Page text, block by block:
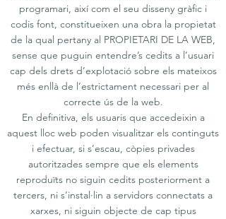
programari, així com el seu disseny gràfic i
codis font, constitueixen una obra la propietat
de la qual pertany al PROPIETARI DE LA WEB,
sense que puguin entendre’s cedits a l’usuari
cap dels drets d’explotació sobre els mateixos
més enllà de l’estrictament necessari per al
correcte ús de la web.
En definitiva, els usuaris que accedeixin a
aquest lloc web poden visualitzar els continguts
i efectuar, si s’escau, còpies privades
autoritzades sempre que els elements
reproduïts no siguin cedits posteriorment a
tercers, ni s’instal·lin a servidors connectats a
xarxes, ni siguin objecte de cap tipus